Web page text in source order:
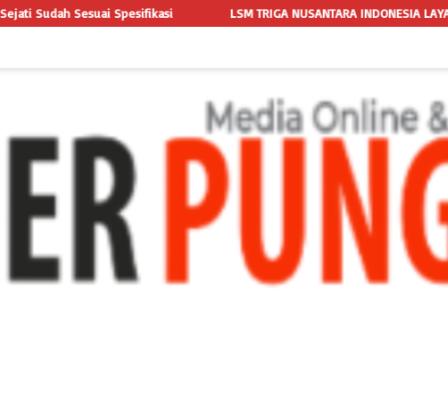
LSM TRIGA NUSANTARA INDONESIA LAYANGKAN SOMASI KEDUA DAN